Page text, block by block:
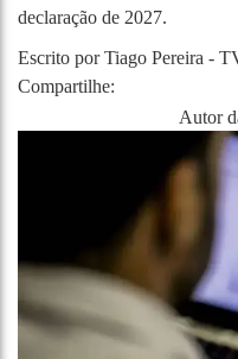
declaração de 2027.
Escrito por Tiago Pereira -
Compartilhe:
Autor